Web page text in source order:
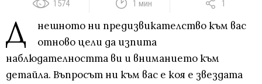
1574 1 мин 1
Д
нешното ни предизвикателство към вас
отново цели да изпита
наблюдателността ви и вниманието към
детайла. Въпросът ни към вас е коя е звездата